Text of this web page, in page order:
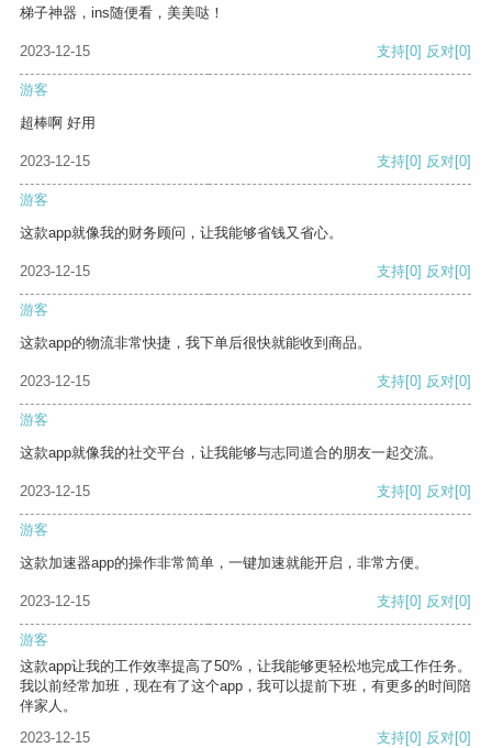
梯子神器，ins随便看，美美哒！
2023-12-15 支持[0] 反对[0]
游客
超棒啊 好用
2023-12-15 支持[0] 反对[0]
游客
这款app就像我的财务顾问，让我能够省钱又省心。
2023-12-15 支持[0] 反对[0]
游客
这款app的物流非常快捷，我下单后很快就能收到商品。
2023-12-15 支持[0] 反对[0]
游客
这款app就像我的社交平台，让我能够与志同道合的朋友一起交流。
2023-12-15 支持[0] 反对[0]
游客
这款加速器app的操作非常简单，一键加速就能开启，非常方便。
2023-12-15 支持[0] 反对[0]
游客
这款app让我的工作效率提高了50%，让我能够更轻松地完成工作任务。
我以前经常加班，现在有了这个app，我可以提前下班，有更多的时间陪
伴家人。
2023-12-15
支持[0] 反对[0]